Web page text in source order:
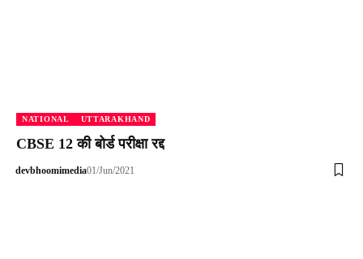
NATIONAL UTTARAKHAND
CBSE 12 की बोर्ड परीक्षा रद्द
devbhoomimedia01/Jun/2021